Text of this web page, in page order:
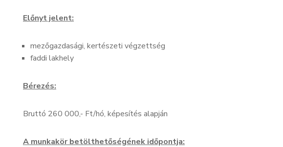
Előnyt jelent:
mezőgazdasági, kertészeti végzettség
faddi lakhely
Bérezés:
Bruttó 260 000,- Ft/hó, képesítés alapján
A munkakör betölthetőségének időpontja: